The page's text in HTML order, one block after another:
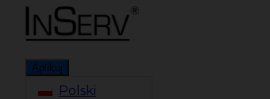
Aplikuj
Polski